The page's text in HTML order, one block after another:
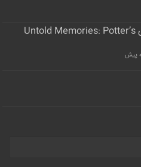
نقد و بررسی بازی Untold Memories: Potter’s